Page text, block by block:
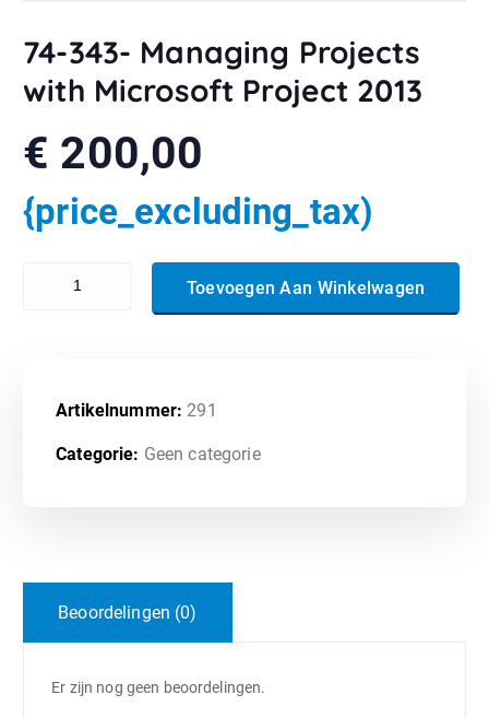
74-343- Managing Projects
with Microsoft Project 2013
€ 200,00
{price_excluding_tax)
Toevoegen Aan Winkelwagen
Artikelnummer: 291
Categorie: Geen categorie
Beoordelingen (0)
Er zijn nog geen beoordelingen.